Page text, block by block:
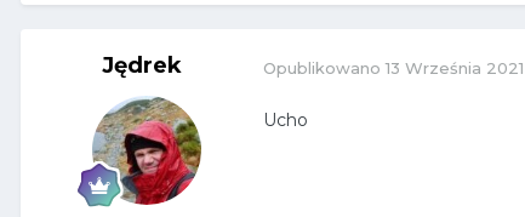
Jędrek Opublikowano13 Września 2021
Ucho